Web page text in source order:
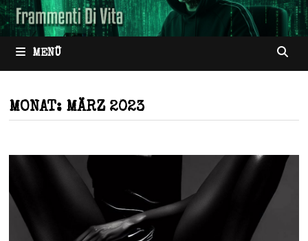
MENÜ
MONAT: MÄRZ 2023